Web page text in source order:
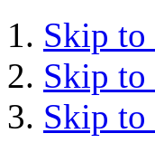
Skip
Skip to
Skip to